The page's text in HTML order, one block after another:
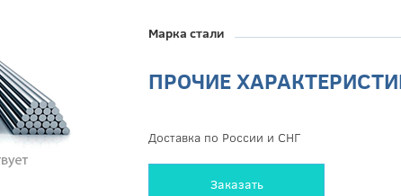
Марка стали
ПРОЧИЕ
Доставка по России и СНГ
Заказать